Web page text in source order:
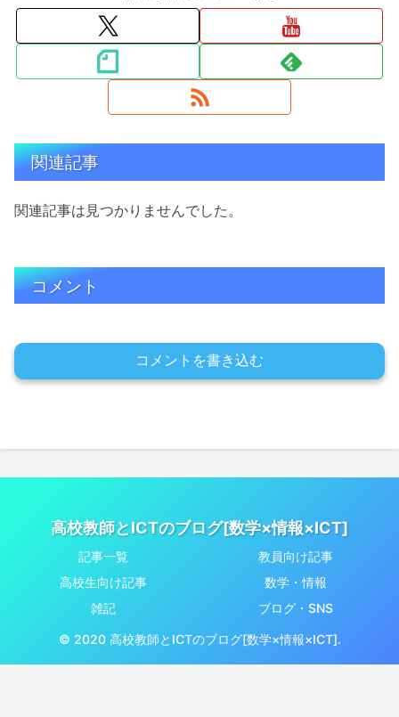
関連記事
関連記事は見つかりませんでした。
コメント
コメントを書き込む
高校教師とICTのブログ[数学×情報×ICT]
記事一覧
教員向け記事
高校生向け記事
数学・情報
雑記
ブログ・SNS
© 2020 高校教師とICTのブログ[数学×情報×ICT].